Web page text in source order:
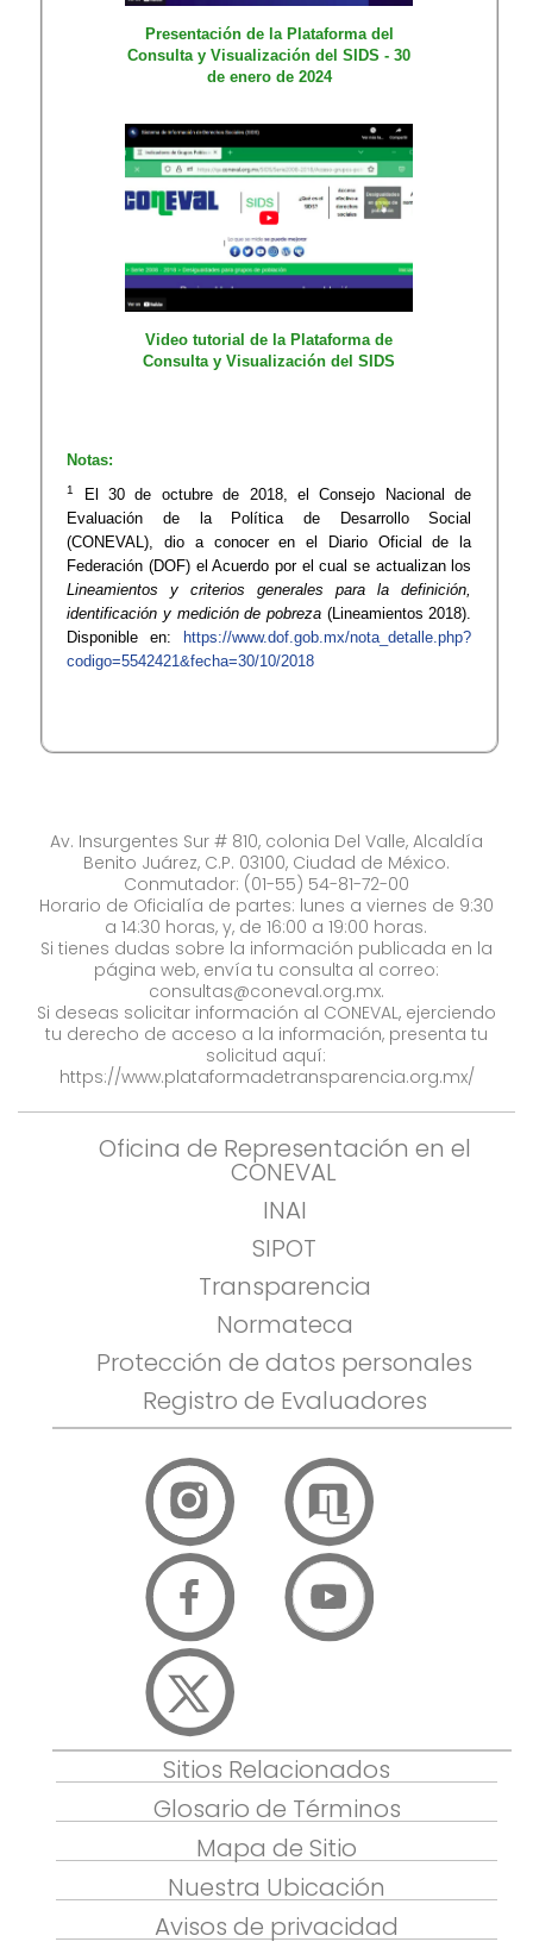
Presentación de la Plataforma del
Consulta y Visualización del SIDS - 30
de enero de 2024
Video tutorial de la Plataforma de
Consulta y Visualización del SIDS
Notas:
1
El 30 de octubre de 2018, el Consejo Nacional de
Evaluación de la Política de Desarrollo Social
(CONEVAL), dio a conocer en el Diario Oficial de la
Federación (DOF) el Acuerdo por el cual se actualizan los
Lineamientos y criterios generales para la definición,
identificación y medición de pobreza(Lineamientos 2018).
Disponible en: https://www.dof.gob.mx/nota_detalle.php?
codigo=5542421&fecha=30/10/2018
Av. Insurgentes Sur # 810, colonia Del Valle, Alcaldía
Benito Juárez, C.P. 03100, Ciudad de México.
Conmutador: (01-55) 54-81-72-00
Horario de Oficialía de partes: lunes a viernes de 9:30
a 14:30 horas, y, de 16:00 a 19:00 horas.
Si tienes dudas sobre la información publicada en la
página web, envía tu consulta al correo:
consultas@coneval.org.mx.
Si deseas solicitar información al CONEVAL, ejerciendo
tu derecho de acceso a la información, presenta tu
solicitud aquí:
https://www.plataformadetransparencia.org.mx/
Oficina de Representación en el
CONEVAL
INAI
SIPOT
Transparencia
Normateca
Protección de datos personales
Registro de Evaluadores
Sitios Relacionados
Glosario de Términos
Mapa de Sitio
Nuestra Ubicación
Avisos de privacidad